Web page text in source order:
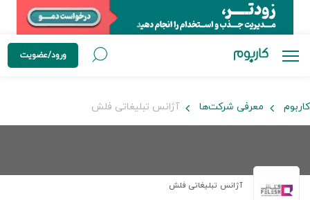
ورود/عضویت
کاربوم معرفی شرکت‌ها آژانس تبلیغاتی فلش
آژانس تبلیغاتی فلش